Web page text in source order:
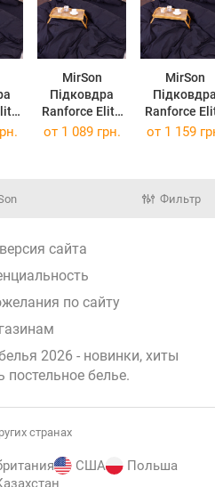
MirSon
Підковдра
Ranforce Elite
16-9000 Black
MirSon
Ranforce
16-9000
от 1 089 грн. от 1 159
Фильтр
сайта
по сайту
2026 - новинки, хиты
постельное белье.
странах
США
Польша